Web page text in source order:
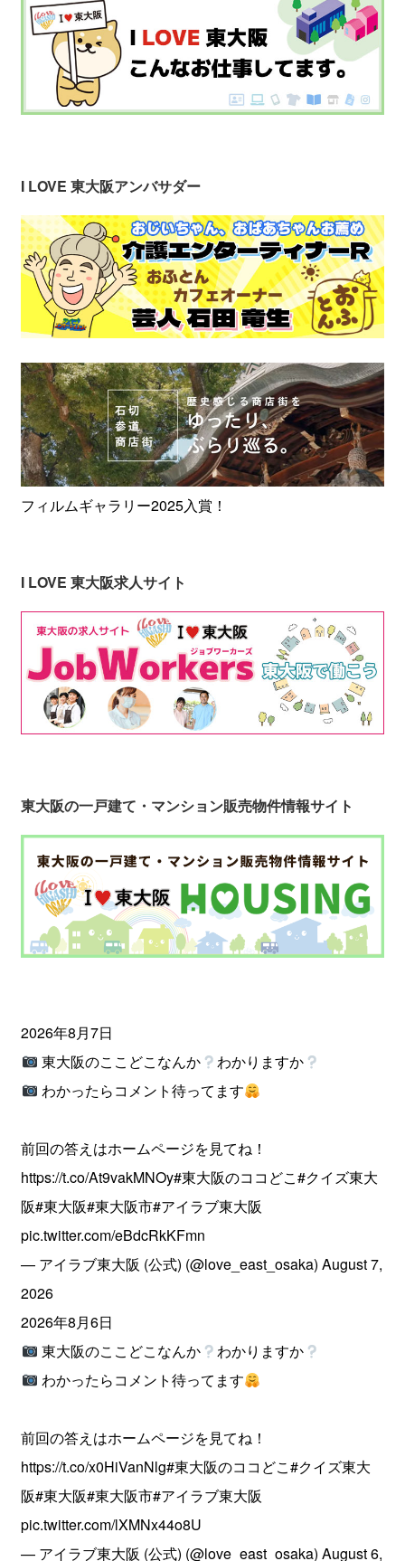
I LOVE 東大阪アンバサダー
フィルムギャラリー2025入賞！
I LOVE 東大阪求人サイト
東大阪の一戸建て・マンション販売物件情報サイト
2026年8月7日
東大阪のここどこなんか
わかりますか
わかったらコメント待ってます
前回の答えはホームページを見てね！
https://t.co/At9vakMNOy#東大阪のココどこ#クイズ東大
阪#東大阪#東大阪市#アイラブ東大阪
pic.twitter.com/eBdcRkKFmn
— アイラブ東大阪 (公式) (@love_east_osaka)August 7,
2026
2026年8月6日
東大阪のここどこなんか
わかりますか
わかったらコメント待ってます
前回の答えはホームページを見てね！
https://t.co/x0HiVanNlg#東大阪のココどこ#クイズ東大
阪#東大阪#東大阪市#アイラブ東大阪
pic.twitter.com/lXMNx44o8U
— アイラブ東大阪 (公式) (@love_east_osaka)August 6,